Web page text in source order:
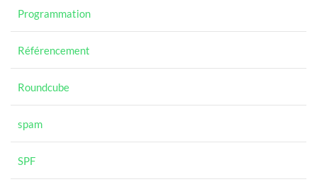
Programmation
Référencement
Roundcube
spam
SPF